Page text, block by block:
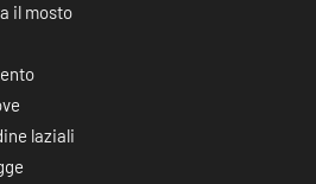
il mosto
laziali